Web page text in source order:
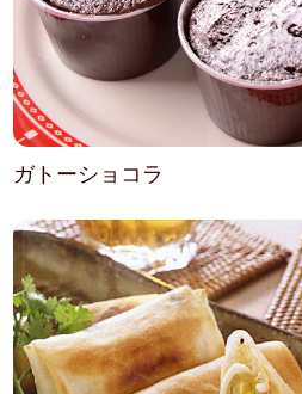
ガトーショコラ